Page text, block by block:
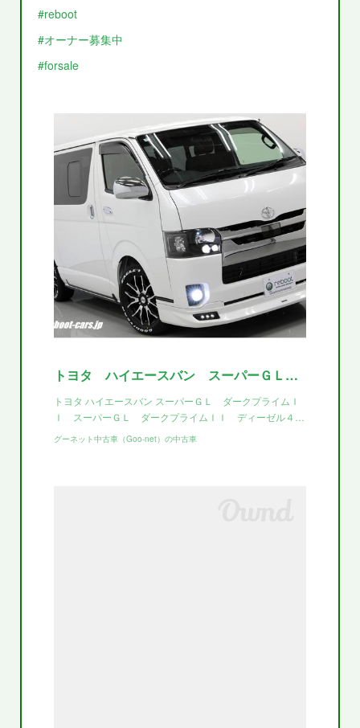
#reboot
#オーナー募集中
#forsale
トヨタ ハイエースバン スーパーＧＬ ダークプライムＩＩ スーパーＧＬ ダークプライムＩＩ ディーゼル４ＷＤ・新品１７インチ・玄武１インチダウン・モデリスタフロントスポイラー・ＬＩＮＳ床張り・インナー
トヨタ ハイエースバン スーパーＧＬ ダークプライムＩ
Ｉ スーパーＧＬ ダークプライムＩＩ ディーゼル４…
グーネット中古車（Goo-net）の中古車